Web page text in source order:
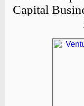
Capital